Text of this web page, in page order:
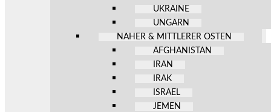
UKRAINE
UNGARN
NAHER & MITTLERER OSTEN
AFGHANISTAN
IRAN
IRAK
ISRAEL
JEMEN